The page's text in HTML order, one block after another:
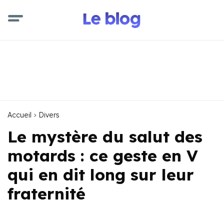
Accueil Divers
Le mystère du salut des
motards : ce geste en V
qui en dit long sur leur
fraternité